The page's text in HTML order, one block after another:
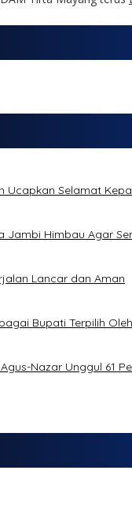
Ucapkan Selamat
Jambi Himbau Agar
Lancar dan Aman
Bupati Terpilih
Nazar Unggul 61